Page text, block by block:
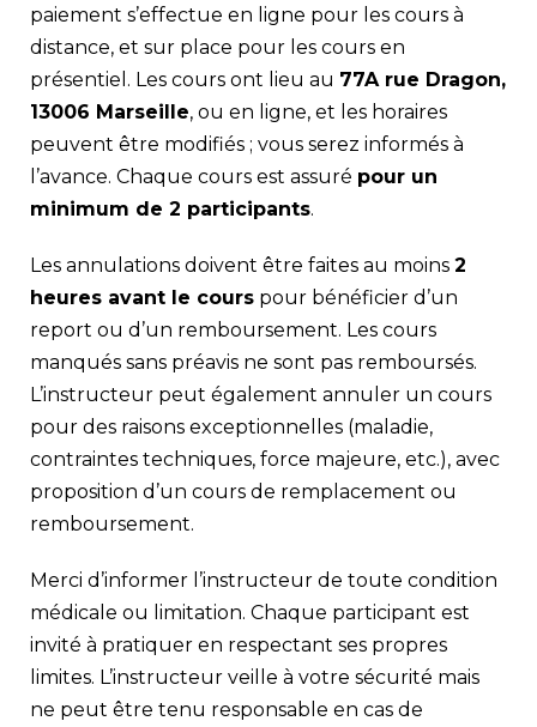
paiement s’effectue en ligne pour les cours à
distance, et sur place pour les cours en
présentiel. Les cours ont lieu au 77A rue Dragon,
13006 Marseille, ou en ligne, et les horaires
peuvent être modifiés ; vous serez informés à
l’avance. Chaque cours est assuré pour un
minimum de 2 participants.
Les annulations doivent être faites au moins 2
heures avant le cours pour bénéficier d’un
report ou d’un remboursement. Les cours
manqués sans préavis ne sont pas remboursés.
L’instructeur peut également annuler un cours
pour des raisons exceptionnelles (maladie,
contraintes techniques, force majeure, etc.), avec
proposition d’un cours de remplacement ou
remboursement.
Merci d’informer l’instructeur de toute condition
médicale ou limitation. Chaque participant est
invité à pratiquer en respectant ses propres
limites. L’instructeur veille à votre sécurité mais
ne peut être tenu responsable en cas de